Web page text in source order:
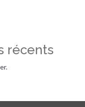
récents